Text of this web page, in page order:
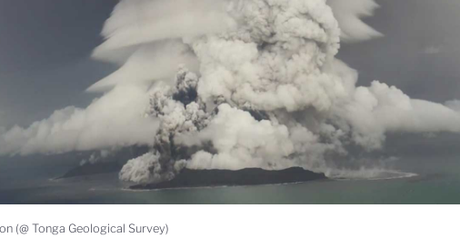
(@ Tonga Geological Survey)